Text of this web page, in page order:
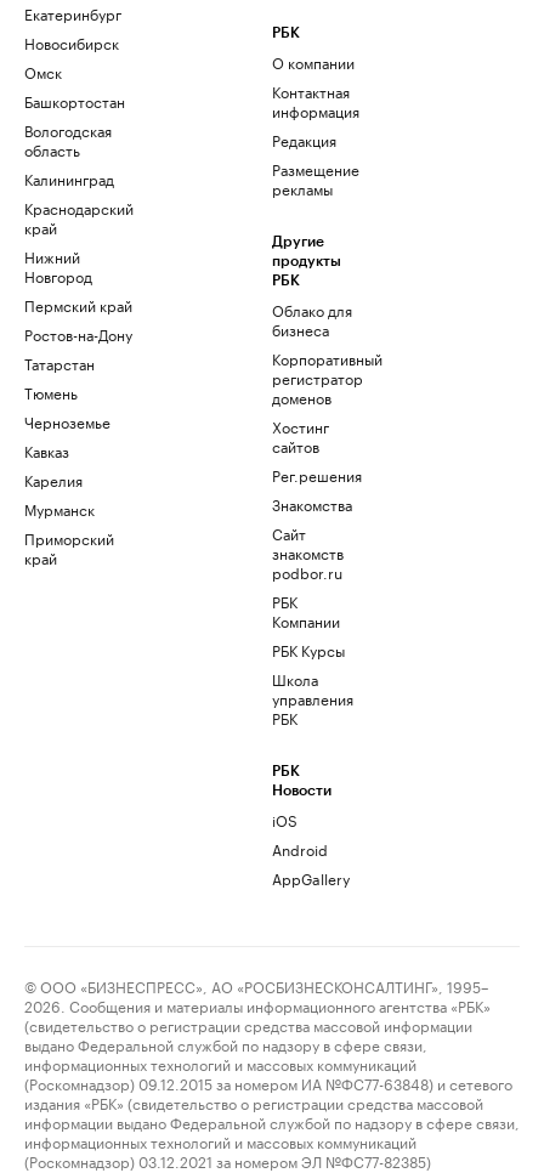
Екатеринбург
Новосибирск
Омск
Башкортостан
Вологодская
область
Калининград
Краснодарский
край
Нижний
Новгород
Пермский край
Ростов-на-Дону
Татарстан
Тюмень
Черноземье
Кавказ
Карелия
Мурманск
Приморский
край
РБК
О компании
Контактная
информация
Редакция
Размещение
рекламы
Другие
продукты
РБК
Облако для
бизнеса
Корпоративный
регистратор
доменов
Хостинг
сайтов
Рег.решения
Знакомства
Сайт
знакомств
podbor.ru
РБК
Компании
РБК Курсы
Школа
управления
РБК
РБК
Новости
iOS
Android
AppGallery
© ООО «БИЗНЕСПРЕСС», АО «РОСБИЗНЕСКОНСАЛТИНГ», 1995–
2026. Сообщения и материалы информационного агентства «РБК»
(свидетельство о регистрации средства массовой информации
выдано Федеральной службой по надзору в сфере связи,
информационных технологий и массовых коммуникаций
(Роскомнадзор) 09.12.2015 за номером ИА №ФС77-63848) и сетевого
издания «РБК» (свидетельство о регистрации средства массовой
информации выдано Федеральной службой по надзору в сфере связи,
информационных технологий и массовых коммуникаций
(Роскомнадзор) 03.12.2021 за номером ЭЛ №ФС77-82385)